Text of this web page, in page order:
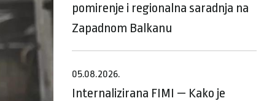
pomirenje i regionalna saradnja na
Zapadnom Balkanu
05.08.2026.
Internalizirana FIMI — Kako je